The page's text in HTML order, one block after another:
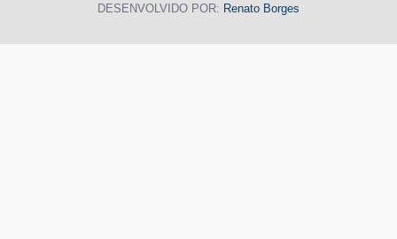
DESENVOLVIDO POR: Renato Borges